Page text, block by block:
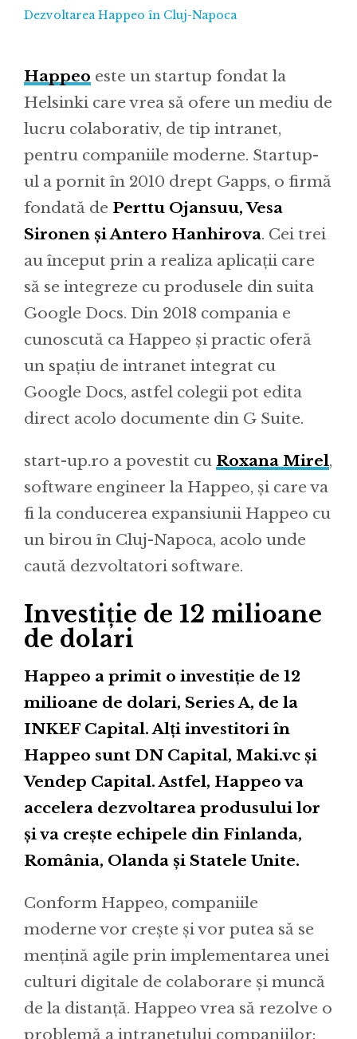
Dezvoltarea Happeo în Cluj-Napoca
Happeo este un startup fondat la
Helsinki care vrea să ofere un mediu de
lucru colaborativ, de tip intranet,
pentru companiile moderne. Startup-
ul a pornit în 2010 drept Gapps, o firmă
fondată de Perttu Ojansuu, Vesa
Sironen și Antero Hanhirova. Cei trei
au început prin a realiza aplicații care
să se integreze cu produsele din suita
Google Docs. Din 2018 compania e
cunoscută ca Happeo și practic oferă
un spațiu de intranet integrat cu
Google Docs, astfel colegii pot edita
direct acolo documente din G Suite.
start-up.ro a povestit cu Roxana Mirel,
software engineer la Happeo, și care va
fi la conducerea expansiunii Happeo cu
un birou în Cluj-Napoca, acolo unde
caută dezvoltatori software.
Investiție de 12 milioane
de dolari
Happeo a primit o investiție de 12
milioane de dolari, Series A, de la
INKEF Capital. Alți investitori în
Happeo sunt DN Capital, Maki.vc și
Vendep Capital. Astfel, Happeo va
accelera dezvoltarea produsului lor
și va crește echipele din Finlanda,
România, Olanda și Statele Unite.
Conform Happeo, companiile
moderne vor crește și vor putea să se
mențină agile prin implementarea unei
culturi digitale de colaborare și muncă
de la distanță. Happeo vrea să rezolve o
problemă a intranetului companiilor: